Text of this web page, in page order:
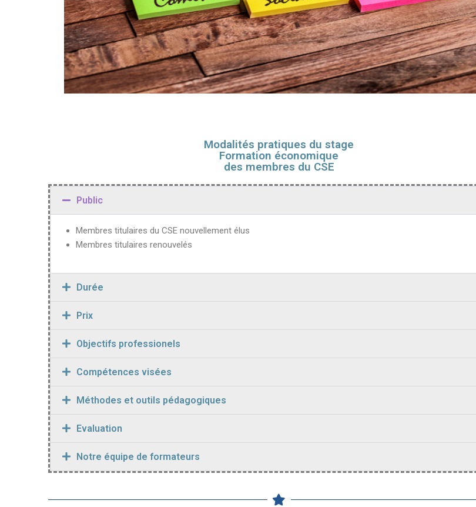
Modalités pratiques du stage
Formation économique
des membres du CSE
Public
Membres titulaires du CSE nouvellement élus
Membres titulaires renouvelés
Durée
Prix
Objectifs professionels
Compétences visées
Méthodes et outils pédagogiques
Evaluation
Notre équipe de formateurs